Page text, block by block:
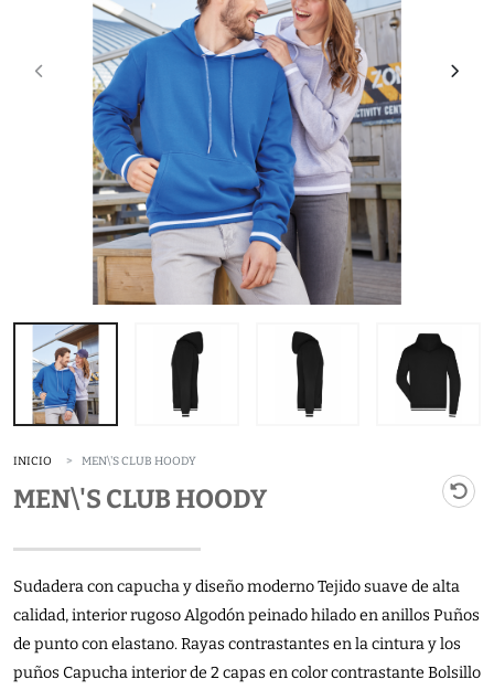
INICIO MEN\'S CLUB HOODY
MEN\'S CLUB HOODY
Sudadera con capucha y diseño moderno Tejido suave de alta
calidad, interior rugoso Algodón peinado hilado en anillos Puños
de punto con elastano. Rayas contrastantes en la cintura y los
puños Capucha interior de 2 capas en color contrastante Bolsillo